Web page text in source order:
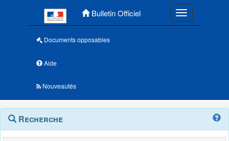
Bulletin Officiel Toggle
Documents opposables
Aide
Nouveautés
Navigation
outils
Menu
contextuel
Recherche